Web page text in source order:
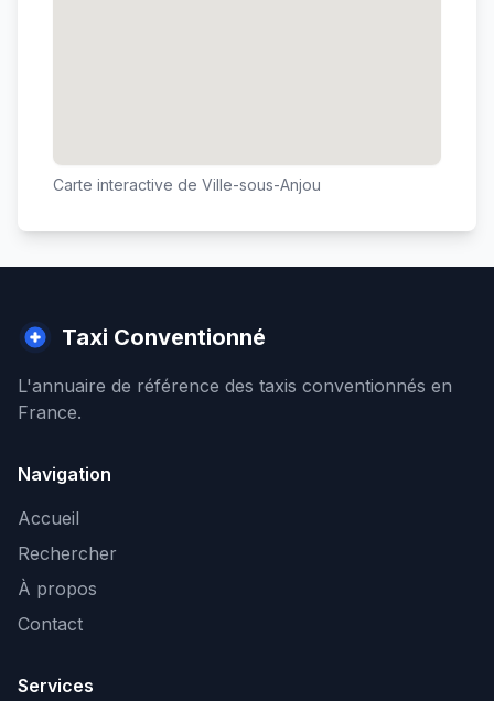
Carte interactive de Ville-sous-Anjou
Taxi Conventionné
L'annuaire de référence des taxis conventionnés en
France.
Navigation
Accueil
Rechercher
À propos
Contact
Services